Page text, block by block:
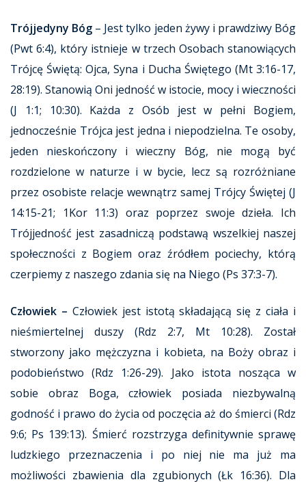
Trójjedyny Bóg – Jest tylko jeden żywy i prawdziwy Bóg
(Pwt 6:4), który istnieje w trzech Osobach stanowiących
Trójcę Świętą: Ojca, Syna i Ducha Świętego (Mt 3:16-17,
28:19). Stanowią Oni jedność w istocie, mocy i wieczności
(J 1:1; 10:30). Każda z Osób jest w pełni Bogiem,
jednocześnie Trójca jest jedna i niepodzielna. Te osoby,
jeden nieskończony i wieczny Bóg, nie mogą być
rozdzielone w naturze i w bycie, lecz są rozróżniane
przez osobiste relacje wewnątrz samej Trójcy Świętej (J
14:15-21; 1Kor 11:3) oraz poprzez swoje dzieła. Ich
Trójjedność jest zasadniczą podstawą wszelkiej naszej
społeczności z Bogiem oraz źródłem pociechy, którą
czerpiemy z naszego zdania się na Niego (Ps 37:3-7).
Człowiek – Człowiek jest istotą składającą się z ciała i
nieśmiertelnej duszy (Rdz 2:7, Mt 10:28). Został
stworzony jako mężczyzna i kobieta, na Boży obraz i
podobieństwo (Rdz 1:26-29). Jako istota nosząca w
sobie obraz Boga, człowiek posiada niezbywalną
godność i prawo do życia od poczęcia aż do śmierci (Rdz
9:6; Ps 139:13). Śmierć rozstrzyga definitywnie sprawę
ludzkiego przeznaczenia i po niej nie ma już ma
możliwości zbawienia dla zgubionych (Łk 16:36). Dla